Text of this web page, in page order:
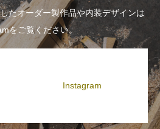
たオーダー製作品や内装デザインは
をご覧ください。
Instagram